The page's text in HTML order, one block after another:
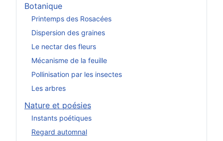
Botanique
Printemps des Rosacées
Dispersion des graines
Le nectar des fleurs
Mécanisme de la feuille
Pollinisation par les insectes
Les arbres
Nature et poésies
Instants poétiques
Regard automnal